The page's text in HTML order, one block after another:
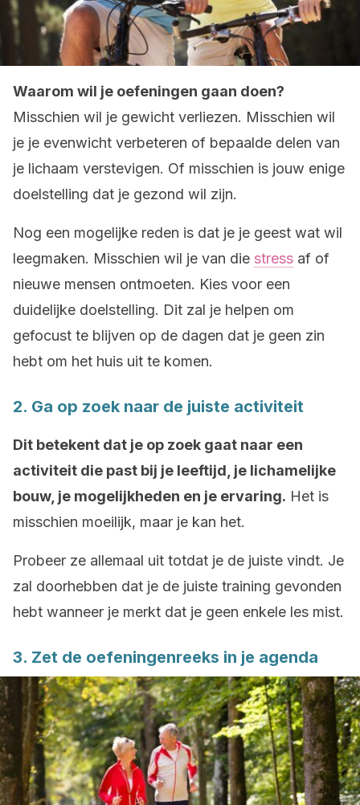
Waarom wil je oefeningen gaan doen?
Misschien wil je gewicht verliezen. Misschien wil
je je evenwicht verbeteren of bepaalde delen van
je lichaam verstevigen. Of misschien is jouw enige
doelstelling dat je gezond wil zijn.
Nog een mogelijke reden is dat je je geest wat wil
leegmaken. Misschien wil je van die stress af of
nieuwe mensen ontmoeten. Kies voor een
duidelijke doelstelling. Dit zal je helpen om
gefocust te blijven op de dagen dat je geen zin
hebt om het huis uit te komen.
2. Ga op zoek naar de juiste activiteit
Dit betekent dat je op zoek gaat naar een
activiteit die past bij je leeftijd, je lichamelijke
bouw, je mogelijkheden en je ervaring. Het is
misschien moeilijk, maar je kan het.
Probeer ze allemaal uit totdat je de juiste vindt. Je
zal doorhebben dat je de juiste training gevonden
hebt wanneer je merkt dat je geen enkele les mist.
3. Zet de oefeningenreeks in je agenda